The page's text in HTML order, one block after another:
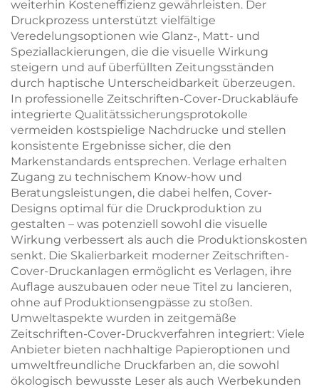
weiterhin Kosteneffizienz gewährleisten. Der
Druckprozess unterstützt vielfältige
Veredelungsoptionen wie Glanz-, Matt- und
Speziallackierungen, die die visuelle Wirkung
steigern und auf überfüllten Zeitungsständen
durch haptische Unterscheidbarkeit überzeugen.
In professionelle Zeitschriften-Cover-Druckabläufe
integrierte Qualitätssicherungsprotokolle
vermeiden kostspielige Nachdrucke und stellen
konsistente Ergebnisse sicher, die den
Markenstandards entsprechen. Verlage erhalten
Zugang zu technischem Know-how und
Beratungsleistungen, die dabei helfen, Cover-
Designs optimal für die Druckproduktion zu
gestalten – was potenziell sowohl die visuelle
Wirkung verbessert als auch die Produktionskosten
senkt. Die Skalierbarkeit moderner Zeitschriften-
Cover-Druckanlagen ermöglicht es Verlagen, ihre
Auflage auszubauen oder neue Titel zu lancieren,
ohne auf Produktionsengpässe zu stoßen.
Umweltaspekte wurden in zeitgemäße
Zeitschriften-Cover-Druckverfahren integriert: Viele
Anbieter bieten nachhaltige Papieroptionen und
umweltfreundliche Druckfarben an, die sowohl
ökologisch bewusste Leser als auch Werbekunden